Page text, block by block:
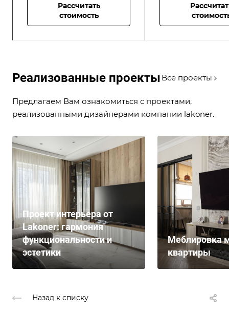
Рассчитать
стоимость
Реализованные проекты Все проекты
Предлагаем Вам ознакомиться с проектами,
реализованными дизайнерами компании lakoner.
Проект интерьера от
Lakoner: гармония
функциональности и
эстетики
Меблировка
квартиры
Назад к списку